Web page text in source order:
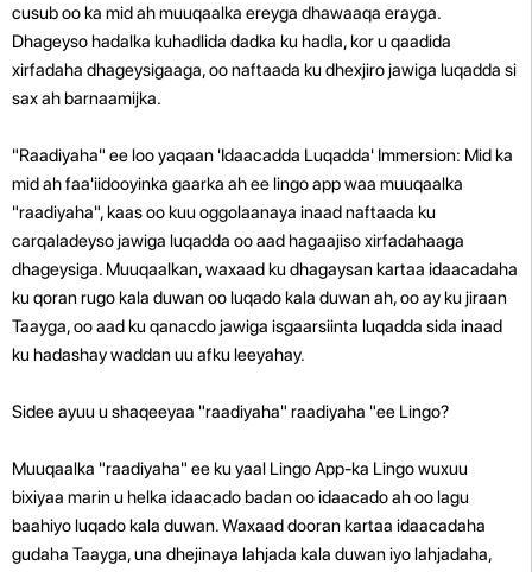
cusub oo ka mid ah muuqaalka ereyga dhawaaqa erayga.
Dhageyso hadalka kuhadlida dadka ku hadla, kor u qaadida
xirfadaha dhageysigaaga, oo naftaada ku dhexjiro jawiga luqadda si
sax ah barnaamijka.
"Raadiyaha" ee loo yaqaan 'Idaacadda Luqadda' Immersion: Mid ka
mid ah faa'iidooyinka gaarka ah ee lingo app waa muuqaalka
"raadiyaha", kaas oo kuu oggolaanaya inaad naftaada ku
carqaladeyso jawiga luqadda oo aad hagaajiso xirfadahaaga
dhageysiga. Muuqaalkan, waxaad ku dhagaysan kartaa idaacadaha
ku qoran rugo kala duwan oo luqado kala duwan ah, oo ay ku jiraan
Taayga, oo aad ku qanacdo jawiga isgaarsiinta luqadda sida inaad
ku hadashay waddan uu afku leeyahay.
Sidee ayuu u shaqeeyaa "raadiyaha" raadiyaha "ee Lingo?
Muuqaalka "raadiyaha" ee ku yaal Lingo App-ka Lingo wuxuu
bixiyaa marin u helka idaacado badan oo idaacado ah oo lagu
baahiyo luqado kala duwan. Waxaad dooran kartaa idaacadaha
gudaha Taayga, una dhejinaya lahjada kala duwan iyo lahjadaha,